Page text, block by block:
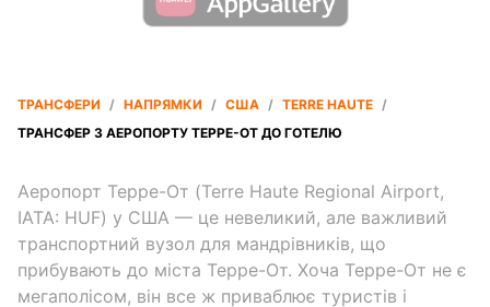
ТРАНСФЕРИ / НАПРЯМКИ / США / TERRE HAUTE /
ТРАНСФЕР З АЕРОПОРТУ ТЕРРЕ-ОТ ДО ГОТЕЛЮ
Аеропорт Терре-От (Terre Haute Regional Airport,
IATA: HUF) у США — це невеликий, але важливий
транспортний вузол для мандрівників, що
прибувають до міста Терре-От. Хоча Терре-От не є
мегаполісом, він все ж приваблює туристів і